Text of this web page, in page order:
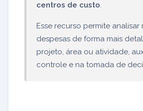
centros de custo.
Esse recurso permite analisar
despesas de forma mais
projeto, área ou atividade,
controle e na tomada de